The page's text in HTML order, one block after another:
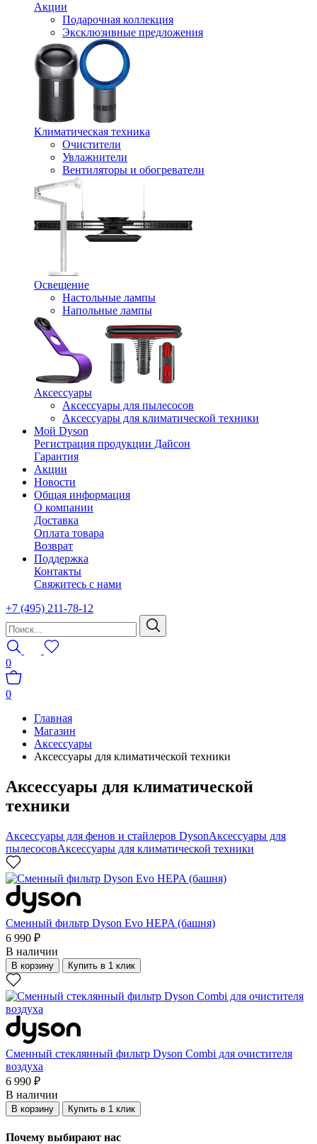
Акции
Подарочная коллекция
Эксклюзивные предложения
Климатическая техника
Очистители
Увлажнители
Вентиляторы и обогреватели
Освещение
Настольные лампы
Напольные лампы
Аксессуары
Аксессуары для пылесосов
Аксессуары для климатической техники
Мой Dyson
Регистрация продукции Дайсон
Гарантия
Акции
Новости
Общая информация
О компании
Доставка
Оплата товара
Возврат
Поддержка
Контакты
Свяжитесь с нами
+7 (495) 211-78-12
0
0
Главная
Магазин
Аксессуары
Аксессуары для климатической техники
Аксессуары для климатической
техники
Аксессуары для фенов и стайлеров DysonАксессуары для
пылесосовАксессуары для климатической техники
Сменный фильтр Dyson Evo HEPA (башня)
6 990 ₽
В наличии
В корзину Купить в 1 клик
Сменный стеклянный фильтр Dyson Combi для очистителя
воздуха
6 990 ₽
В наличии
В корзину Купить в 1 клик
Почему выбирают нас